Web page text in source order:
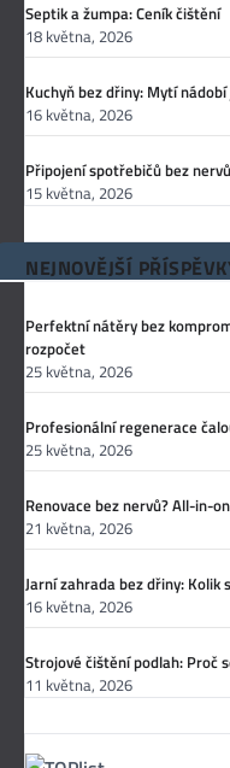
Septik a žumpa: Ceník čištění
18 května, 2026
Kuchyň bez dřiny: Mytí
16 května, 2026
Připojení spotřebičů bez
15 května, 2026
NEJNOVĚJŠÍ
Perfektní nátěry bez
rozpočet
25 května, 2026
Profesionální regenerace
25 května, 2026
Renovace bez nervů? All-in-
21 května, 2026
Jarní zahrada bez dřiny: Kolik
16 května, 2026
Strojové čištění podlah: Proč
11 května, 2026